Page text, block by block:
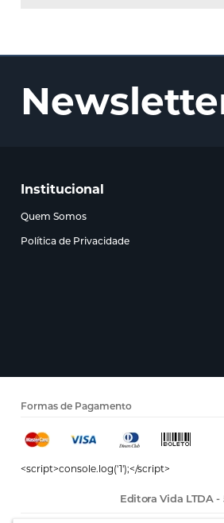
Institucional
Quem Somos
Política de Privacidade
Formas de Pagamento
<script>console.log('1');</script>
Editora Vida LTDA